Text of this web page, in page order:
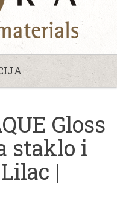
Gloss
staklo i
|